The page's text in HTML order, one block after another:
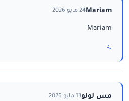
Mariam24 مايو 2026
Mariam
رد
مس لولو13 مايو 2026